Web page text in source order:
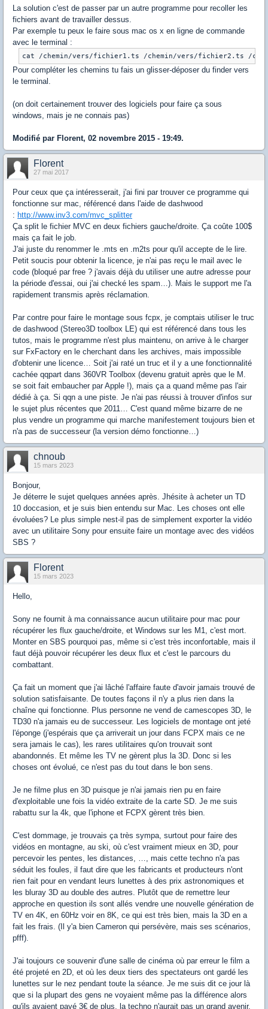
La solution c'est de passer par un autre programme pour recoller les
fichiers avant de travailler dessus.
Par exemple tu peux le faire sous mac os x en ligne de commande
avec le terminal :
cat /chemin/vers/fichier1.ts /chemin/vers/fichier2.ts /
Pour compléter les chemins tu fais un glisser-déposer du finder vers
le terminal.
(on doit certainement trouver des logiciels pour faire ça sous
windows, mais je ne connais pas)
Modifié par Florent, 02 novembre 2015 - 19:49.
Florent
27 mai 2017
Pour ceux que ça intéresserait, j'ai fini par trouver ce programme qui
fonctionne sur mac, référencé dans l'aide de dashwood
: http://www.inv3.com/mvc_splitter
Ça split le fichier MVC en deux fichiers gauche/droite. Ça coûte 100$
mais ça fait le job.
J'ai juste du renommer le .mts en .m2ts pour qu'il accepte de le lire.
Petit soucis pour obtenir la licence, je n'ai pas reçu le mail avec le
code (bloqué par free ? j'avais déjà du utiliser une autre adresse pour
la période d'essai, oui j'ai checké les spam…). Mais le support me l'a
rapidement transmis après réclamation.
Par contre pour faire le montage sous fcpx, je comptais utiliser le truc
de dashwood (Stereo3D toolbox LE) qui est référencé dans tous les
tutos, mais le programme n'est plus maintenu, on arrive à le charger
sur FxFactory en le cherchant dans les archives, mais impossible
d'obtenir une licence… Soit j'ai raté un truc et il y a une fonctionnalité
cachée qqpart dans 360VR Toolbox (devenu gratuit après que le M.
se soit fait embaucher par Apple !), mais ça a quand même pas l'air
dédié à ça. Si qqn a une piste. Je n'ai pas réussi à trouver d'infos sur
le sujet plus récentes que 2011… C'est quand même bizarre de ne
plus vendre un programme qui marche manifestement toujours bien et
n'a pas de successeur (la version démo fonctionne…)
chnoub
15 mars 2023
Bonjour,
Je déterre le sujet quelques années après. Jhésite à acheter un TD
10 doccasion, et je suis bien entendu sur Mac. Les choses ont elle
évoluées? Le plus simple nest-il pas de simplement exporter la vidéo
avec un utilitaire Sony pour ensuite faire un montage avec des vidéos
SBS ?
Florent
15 mars 2023
Hello,
Sony ne fournit à ma connaissance aucun utilitaire pour mac pour
récupérer les flux gauche/droite, et Windows sur les M1, c'est mort.
Monter en SBS pourquoi pas, même si c'est très inconfortable, mais il
faut déjà pouvoir récupérer les deux flux et c'est le parcours du
combattant.
Ça fait un moment que j'ai lâché l'affaire faute d'avoir jamais trouvé de
solution satisfaisante. De toutes façons il n'y a plus rien dans la
chaîne qui fonctionne. Plus personne ne vend de camescopes 3D, le
TD30 n'a jamais eu de successeur. Les logiciels de montage ont jeté
l'éponge (j'espérais que ça arriverait un jour dans FCPX mais ce ne
sera jamais le cas), les rares utilitaires qu'on trouvait sont
abandonnés. Et même les TV ne gèrent plus la 3D. Donc si les
choses ont évolué, ce n'est pas du tout dans le bon sens.
Je ne filme plus en 3D puisque je n'ai jamais rien pu en faire
d'exploitable une fois la vidéo extraite de la carte SD. Je me suis
rabattu sur la 4k, que l'iphone et FCPX gèrent très bien.
C'est dommage, je trouvais ça très sympa, surtout pour faire des
vidéos en montagne, au ski, où c'est vraiment mieux en 3D, pour
percevoir les pentes, les distances, …, mais cette techno n'a pas
séduit les foules, il faut dire que les fabricants et producteurs n'ont
rien fait pour en vendant leurs lunettes à des prix astronomiques et
les bluray 3D au double des autres. Plutôt que de remettre leur
approche en question ils sont allés vendre une nouvelle génération de
TV en 4K, en 60Hz voir en 8K, ce qui est très bien, mais la 3D en a
fait les frais. (Il y'a bien Cameron qui persévère, mais ses scénarios,
pfff).
J'ai toujours ce souvenir d'une salle de cinéma où par erreur le film a
été projeté en 2D, et où les deux tiers des spectateurs ont gardé les
lunettes sur le nez pendant toute la séance. Je me suis dit ce jour là
que si la plupart des gens ne voyaient même pas la différence alors
qu'ils avaient payé 3€ de plus, la techno n'aurait pas un grand avenir.